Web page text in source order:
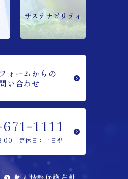
サステナビリティ
ォームからの
い合わせ
1111
定休日：土日祝